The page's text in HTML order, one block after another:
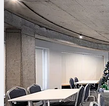
Своя парковка
Показать площадок